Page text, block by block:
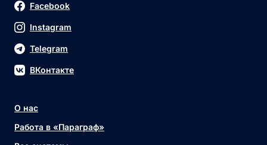
Facebook
Instagram
Telegram
ВКонтакте
О нас
Работа в «Параграф»